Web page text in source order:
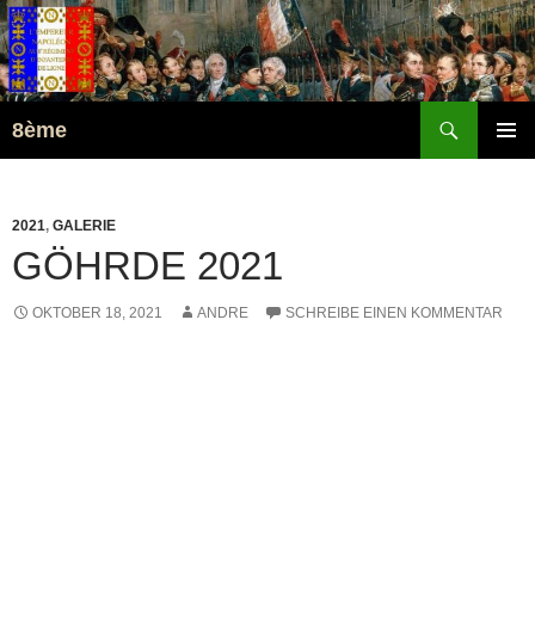
8ème
2021, GALERIE
GÖHRDE 2021
OKTOBER 18, 2021 ANDRE SCHREIBE EINEN KOMMENTAR